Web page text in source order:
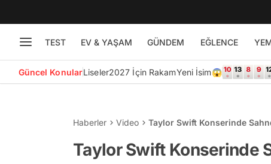
TEST EV & YAŞAM GÜNDEM EĞLENCE
Güncel KonularLiseler2027 İçin RakamYeni İsim😱
Haberler Video Taylor Swift Konserinde
Taylor Swift Konserinde